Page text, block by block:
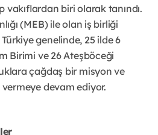
vakıflardan biri olarak tanındı.
(MEB) ile olan iş birliği
genelinde, 25 ilde 6
Birimi ve 26 Ateşböceği
çağdaş bir misyon ve
devam ediyor.